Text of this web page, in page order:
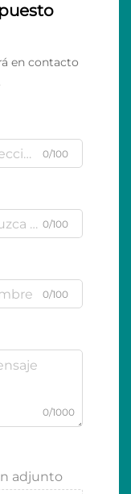
en contacto
0/100
0/100
0/100
0/1000
adjunto